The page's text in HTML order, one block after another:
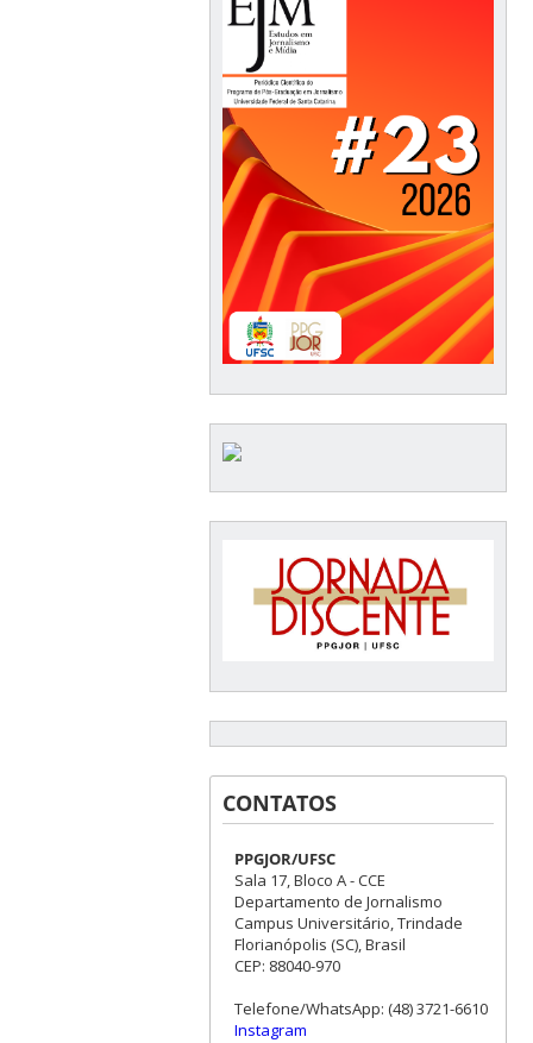
CONTATOS
PPGJOR/UFSC
Sala 17, Bloco A - CCE
Departamento de Jornalismo
Campus Universitário, Trindade
Florianópolis (SC), Brasil
CEP: 88040-970
Telefone/WhatsApp: (48) 3721-6610
Instagram